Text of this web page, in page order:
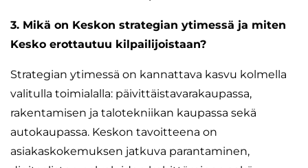
3. Mikä on Keskon strategian ytimessä ja miten
Kesko erottautuu kilpailijoistaan?
Strategian ytimessä on kannattava kasvu kolmella
valitulla toimialalla: päivittäistavarakaupassa,
rakentamisen ja talotekniikan kaupassa sekä
autokaupassa. Keskon tavoitteena on
asiakaskokemuksen jatkuva parantaminen,